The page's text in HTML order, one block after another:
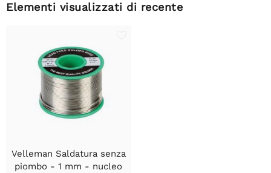
Elementi visualizzati di recente
Velleman Saldatura senza
piombo - 1 mm - nucleo